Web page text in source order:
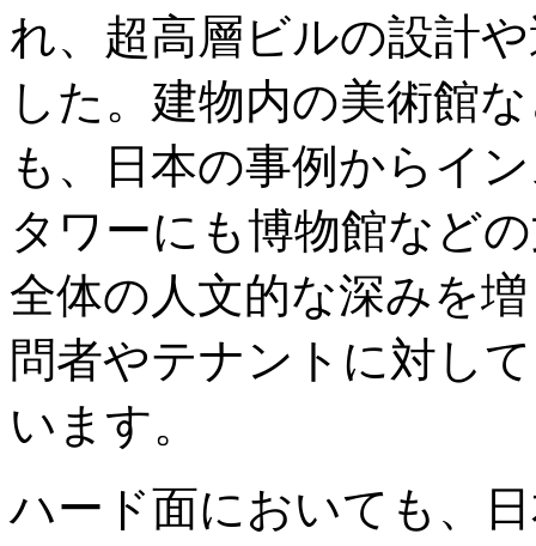
れ、超高層ビルの設計
した。建物内の美術館
も、日本の事例からイ
タワーにも博物館など
全体の人文的な深みを
問者やテナントに対し
います。
ハード面においても、